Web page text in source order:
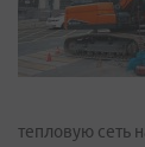
тепловую сеть